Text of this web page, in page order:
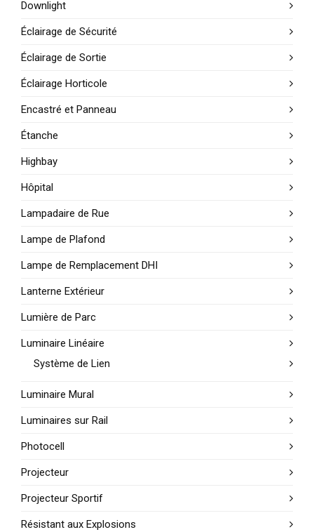
Downlight
Éclairage de Sécurité
Éclairage de Sortie
Éclairage Horticole
Encastré et Panneau
Étanche
Highbay
Hôpital
Lampadaire de Rue
Lampe de Plafond
Lampe de Remplacement DHI
Lanterne Extérieur
Lumière de Parc
Luminaire Linéaire
Système de Lien
Luminaire Mural
Luminaires sur Rail
Photocell
Projecteur
Projecteur Sportif
Résistant aux Explosions